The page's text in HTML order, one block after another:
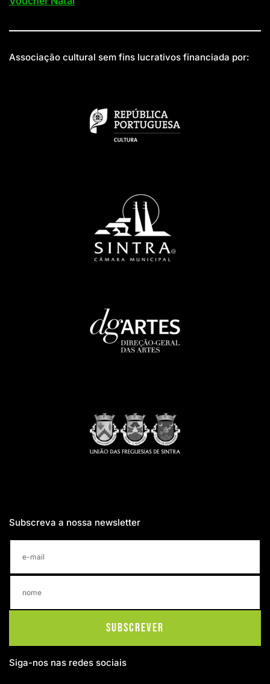
Associação cultural sem fins lucrativos financiada por:
Subscreva a nossa newsletter
Subscrever
Siga-nos nas redes sociais